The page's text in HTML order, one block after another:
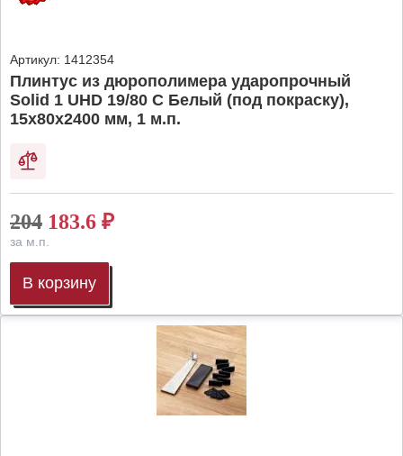
Артикул: 1412354
Плинтус из дюрополимера ударопрочный
Solid 1 UHD 19/80 C Белый (под покраску),
15х80х2400 мм, 1 м.п.
204 183.6 ₽
за м.п.
В корзину